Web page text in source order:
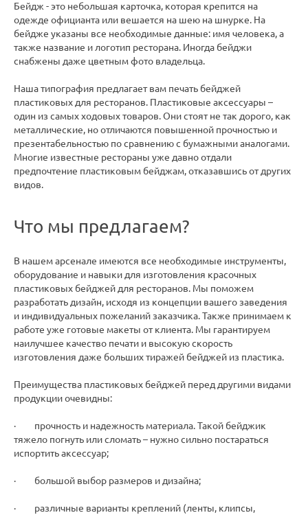
Бейдж - это небольшая карточка, которая крепится на
одежде официанта или вешается на шею на шнурке. На
бейдже указаны все необходимые данные: имя человека, а
также название и логотип ресторана. Иногда бейджи
снабжены даже цветным фото владельца.
Наша типография предлагает вам печать бейджей
пластиковых для ресторанов. Пластиковые аксессуары –
один из самых ходовых товаров. Они стоят не так дорого, как
металлические, но отличаются повышенной прочностью и
презентабельностью по сравнению с бумажными аналогами.
Многие известные рестораны уже давно отдали
предпочтение пластиковым бейджам, отказавшись от других
видов.
Что мы предлагаем?
В нашем арсенале имеются все необходимые инструменты,
оборудование и навыки для изготовления красочных
пластиковых бейджей для ресторанов. Мы поможем
разработать дизайн, исходя из концепции вашего заведения
и индивидуальных пожеланий заказчика. Также принимаем к
работе уже готовые макеты от клиента. Мы гарантируем
наилучшее качество печати и высокую скорость
изготовления даже больших тиражей бейджей из пластика.
Преимущества пластиковых бейджей перед другими видами
продукции очевидны:
· прочность и надежность материала. Такой бейджик
тяжело погнуть или сломать – нужно сильно постараться
испортить аксессуар;
· большой выбор размеров и дизайна;
· различные варианты креплений (ленты, клипсы,